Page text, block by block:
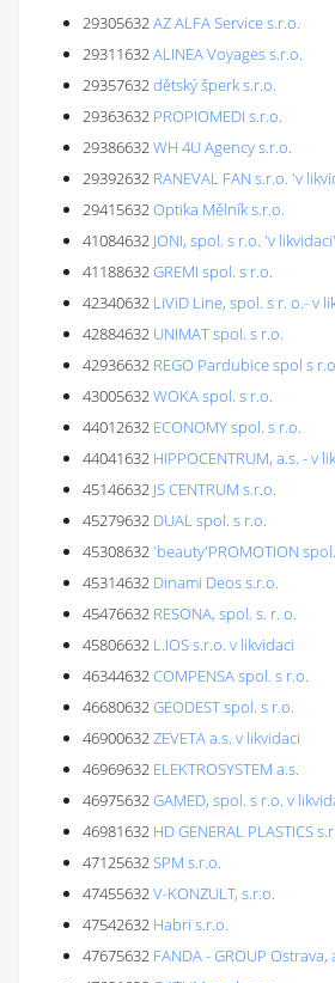
29305632AZ ALFA Service s.r.o.
29311632ALINEA Voyages s.r.o.
29357632dětský šperk s.r.o.
29363632 PROPIOMEDI s.r.o.
29386632WH 4U Agency s.r.o.
29392632 RANEVAL FAN s.r.o. 'v
29415632Optika Mělník s.r.o.
41084632 JONI, spol. s r.o. 'v likvidaci'
41188632GREMI spol. s r.o.
42340632 LiViD Line, spol. s r. o.- v
42884632 UNIMAT spol. s r.o.
42936632 REGO Pardubice spol s
43005632WOKA spol. s r.o.
44012632 ECONOMY spol. s r.o.
44041632 HIPPOCENTRUM, a.s. - v
45146632 JS CENTRUM s.r.o.
45279632 DUAL spol. s r.o.
45308632'beauty'PROMOTION
45314632 Dinami Deos s.r.o.
45476632 RESONA, spol. s. r. o.
45806632 L.IOS s.r.o. v likvidaci
46344632COMPENSA spol. s r.o.
46680632GEODEST spol. s r.o.
46900632ZEVETA a.s. v likvidaci
46969632 ELEKTROSYSTEM a.s.
46975632GAMED, spol. s r.o. v
46981632 HD GENERAL PLASTICS
47125632SPM s.r.o.
47455632V-KONZULT, s.r.o.
47542632 Habri s.r.o.
47675632 FANDA - GROUP Ostrava,